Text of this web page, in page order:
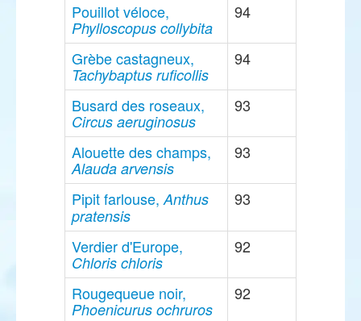
Pouillot véloce,
Phylloscopus collybita
94
Grèbe castagneux,
Tachybaptus ruficollis
94
Busard des roseaux,
Circus aeruginosus
93
Alouette des champs,
Alauda arvensis
93
Pipit farlouse,Anthus
pratensis
93
Verdier d'Europe,
Chloris chloris
92
Rougequeue noir,
Phoenicurus ochruros
92